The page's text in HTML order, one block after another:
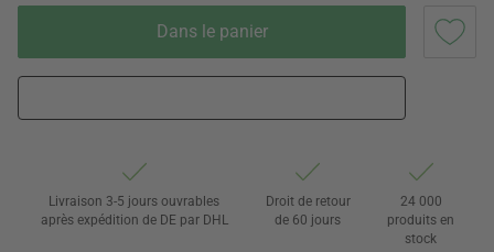
Dans le panier
Livraison 3-5 jours ouvrables
après expédition de DE par DHL
Droit de retour
de 60 jours
24 000
produits en
stock